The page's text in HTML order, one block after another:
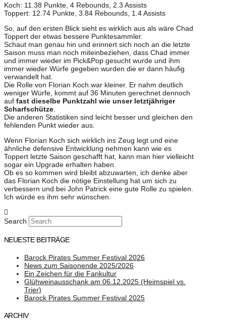
Koch: 11.38 Punkte, 4 Rebounds, 2.3 Assists
Toppert: 12.74 Punkte, 3.84 Rebounds, 1.4 Assists
So, auf den ersten Blick sieht es wirklich aus als wäre Chad
Toppert der etwas bessere Punktesammler.
Schaut man genau hin und erinnert sich noch an die letzte
Saison muss man noch miteinbeziehen, dass Chad immer
und immer wieder im Pick&Pop gesucht wurde und ihm
immer wieder Würfe gegeben wurden die er dann häufig
verwandelt hat.
Die Rolle von Florian Koch war kleiner. Er nahm deutlich
weniger Würfe, kommt auf 36 Minuten gerechnet dennoch
auf fast dieselbe Punktzahl wie unser letztjähriger
Scharfschütze
Die anderen Statistiken sind leicht besser und gleichen den
fehlenden Punkt wieder aus.
Wenn Florian Koch sich wirklich ins Zeug legt und eine
ähnliche defensive Entwicklung nehmen kann wie es
Toppert letzte Saison geschafft hat, kann man hier vielleicht
sogar ein Upgrade erhalten haben.
Ob es so kommen wird bleibt abzuwarten, ich denke aber
das Florian Koch die nötige Einstellung hat um sich zu
verbessern und bei John Patrick eine gute Rolle zu spielen.
Ich würde es ihm sehr wünschen.
Search
NEUESTE BEITRÄGE
Barock Pirates Summer Festival 2026
News zum Saisonende 2025/2026
Ein Zeichen für die Fankultur
Glühweinausschank am 06.12.2025 (Heimspiel vs.
Trier)
Barock Pirates Summer Festival 2025
ARCHIV